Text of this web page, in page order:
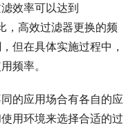
效率可以达到
，高效过滤器更换的频
，但在具体实施过程中，
频率。
的应用场合有各自的应
用环境来选择合适的过